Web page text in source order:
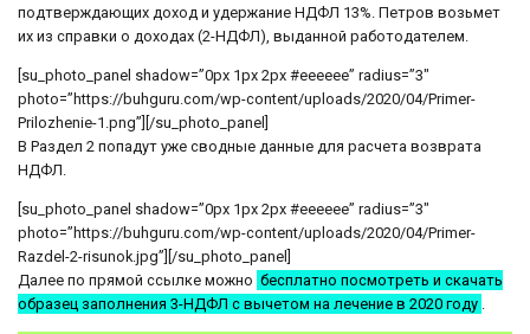
подтверждающих доход и удержание НДФЛ 13%. Петров возьмет
их из справки о доходах (2-НДФЛ), выданной работодателем.
[su_photo_panel shadow=”0px 1px 2px #eeeeee” radius=”3″
photo=”https://buhguru.com/wp-content/uploads/2020/04/Primer-
Prilozhenie-1.png”][/su_photo_panel]
В Раздел 2 попадут уже сводные данные для расчета возврата
НДФЛ.
[su_photo_panel shadow=”0px 1px 2px #eeeeee” radius=”3″
photo=”https://buhguru.com/wp-content/uploads/2020/04/Primer-
Razdel-2-risunok.jpg”][/su_photo_panel]
Далее по прямой ссылке можно бесплатно посмотреть и скачать
образец заполнения 3-НДФЛ с вычетом на лечение в 2020 году